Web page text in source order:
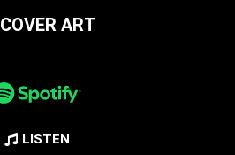
COVER ART
LISTEN